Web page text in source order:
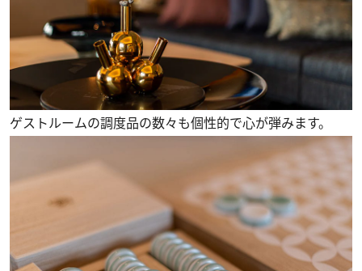
ゲストルームの調度品の数々も個性的で心が弾みます。